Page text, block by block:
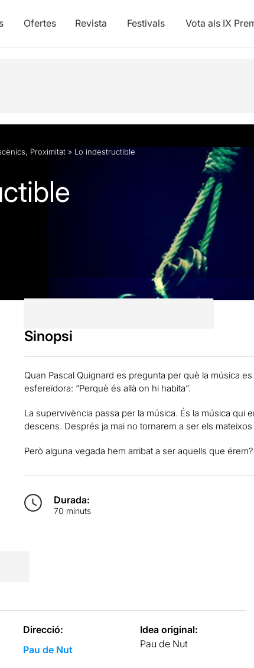
Ofertes Revista Festivals Vota als IX
i vídeos
, Proximitat » Lo indestructible
Sinopsi
Quan Pascal Quignard es pregunta per què la música
esfereïdora: “Perquè és allà on hi habita”.
La supervivència passa per la música. És la música qui
descens. Després ja mai no tornarem a ser els
Però alguna vegada hem arribat a ser aquells que érem?
Durada:
70 minuts
Direcció:
Pau de Nut
Idea original:
Pau de Nut